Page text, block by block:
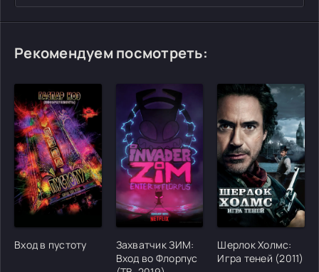
Рекомендуем посмотреть:
[/xfgiven_cvh_poster_urlcvh_poster_url]
Вход в пустоту
[/xfgiven_cvh_poster_urlcvh_poster_url]
Захватчик ЗИМ:
Вход во Флорпус
[/
Шерлок Холмс:
Игра теней (2011)